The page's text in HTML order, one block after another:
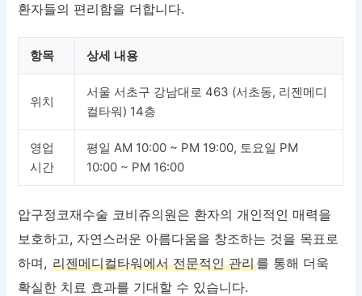
환자들의 편리함을 더합니다.
항목 상세 내용
위치
서울 서초구 강남대로 463 (서초동, 리젠메디
컬타워) 14층
영업
시간
평일 AM 10:00 ~ PM 19:00, 토요일 PM
10:00 ~ PM 16:00
압구정코재수술 코비쥬의원은 환자의 개인적인 매력을
보호하고, 자연스러운 아름다움을 창조하는 것을 목표로
하며,리젠메디컬타워에서 전문적인 관리를 통해 더욱
확실한 치료 효과를 기대할 수 있습니다.